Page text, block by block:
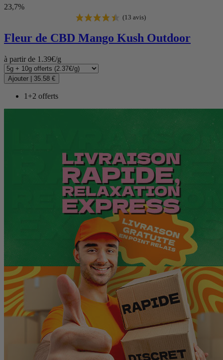
(8 avis)
23,7%
Fleur de CBD Mango Kush Outdoor
à partir de 1.39€/g
Ajouter | 35.58 €
1+2 offerts